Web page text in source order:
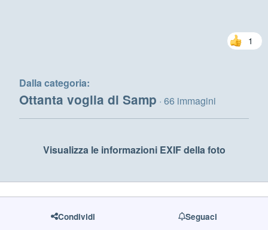
1
Dalla categoria:
Ottanta voglia di Samp · 66 immagini
Visualizza le informazioni EXIF della foto
Condividi Seguaci